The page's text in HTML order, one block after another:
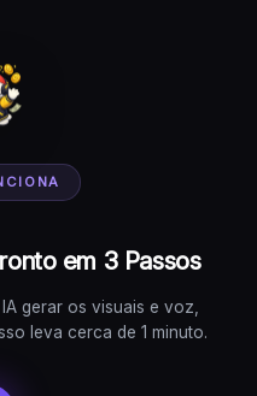
em 3 Passos
gerar os visuais e voz,
leva cerca de 1 minuto.